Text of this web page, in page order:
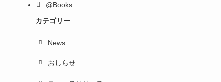
@Books
カテゴリー
News
おしらせ